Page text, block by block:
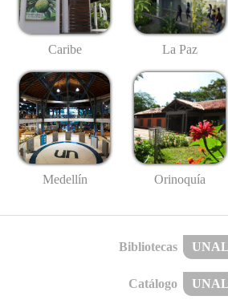
Caribe La Paz
Medellín Orinoquía
Bibliotecas UNAL
Catálogo UNAL